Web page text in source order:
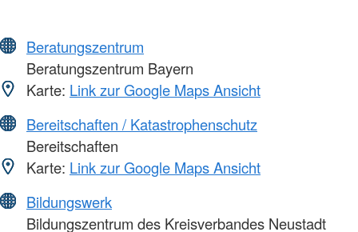
Beratungszentrum
Beratungszentrum Bayern
Karte: Link zur Google Maps Ansicht
Bereitschaften / Katastrophenschutz
Bereitschaften
Karte: Link zur Google Maps Ansicht
Bildungswerk
Bildungszentrum des Kreisverbandes Neustadt